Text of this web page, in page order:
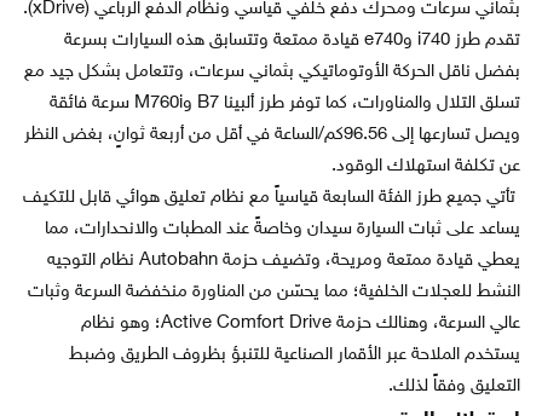
بثماني سرعات ومحرك دفع خلفي قياسي ونظام الدفع الرباعي (xDrive).
تقدم طرز i740 وe740 قيادة ممتعة وتتسابق هذه السيارات بسرعة
بفضل ناقل الحركة الأوتوماتيكي بثماني سرعات، وتتعامل بشكل جيد مع
تسلق التلال والمناورات، كما توفر طرز ألبينا B7 وM760i سرعة فائقة
ويصل تسارعها إلى 96.56كم/الساعة في أقل من أربعة ثوانٍ، بغض النظر
عن تكلفة استهلاك الوقود.
تأتي جميع طرز الفئة السابعة قياسياً مع نظام تعليق هوائي قابل للتكيف
يساعد على ثبات السيارة سيدان وخاصةً عند المطبات والانحدارات، مما
يعطي قيادة ممتعة ومريحة، وتضيف حزمة Autobahn نظام التوجيه
النشط للعجلات الخلفية؛ مما يحسّن من المناورة منخفضة السرعة وثبات
عالي السرعة، وهنالك حزمة Active Comfort Drive؛ وهو نظام
يستخدم الملاحة عبر الأقمار الصناعية للتنبؤ بظروف الطريق وضبط
التعليق وفقاً لذلك.